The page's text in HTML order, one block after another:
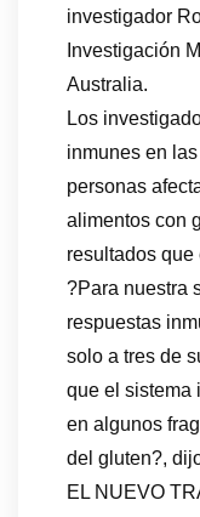
investigador
Investigación
Australia.
Los
inmunes en
personas
alimentos con
resultados
?Para nuestra
respuestas
solo a tres de
que el sistema
en algunos
del gluten?,
EL NUEVO